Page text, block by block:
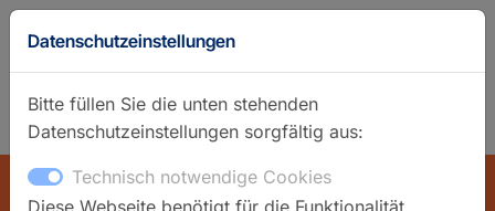
GFZ-Startseite
ÜBERSICHT
Datenschutzeinstellungen
Bitte füllen Sie die unten stehenden
Datenschutzeinstellungen sorgfältig aus:
Technisch notwendige Cookies
Diese Webseite benötigt für die Funktionalität